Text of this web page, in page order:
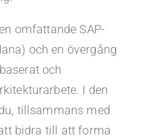
Faq
omfattande SAP-
och en övergång
och
I den
tillsammans med
bidra till att forma